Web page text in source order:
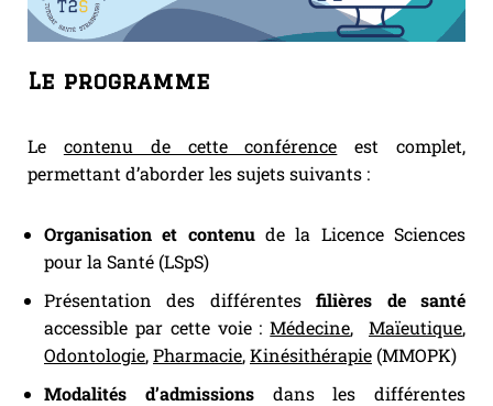
Le programme
Le contenu de cette conférence est complet,
permettant d’aborder les sujets suivants :
Organisation et contenude la Licence Sciences
pour la Santé (LSpS)
Présentation des différentesfilières de santé
accessible par cette voie :Médecine,Maïeutique,
Odontologie,Pharmacie,Kinésithérapie(MMOPK)
Modalités d’admissionsdans les différentes